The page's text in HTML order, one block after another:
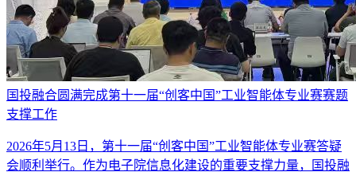
国投融合圆满完成第十一届“创客中国”工业智能体专业赛赛题
支撑工作
2026年5月13日，第十一届“创客中国”工业智能体专业赛答疑
会顺利举行。作为电子院信息化建设的重要支撑力量，国投融